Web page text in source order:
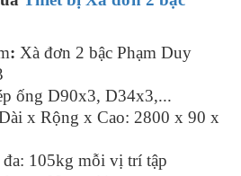
: Xà đơn 2 bậc Phạm Duy
ống D90x3, D34x3,...
x Rộng x Cao: 2800 x 90 x
105kg mỗi vị trí tập